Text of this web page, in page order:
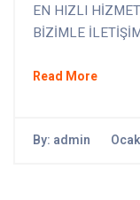
EN HIZLI
BİZİMLE
Read More
By: admin